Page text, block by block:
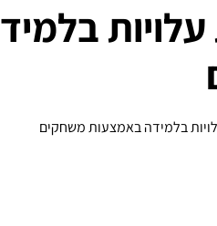
להפחית